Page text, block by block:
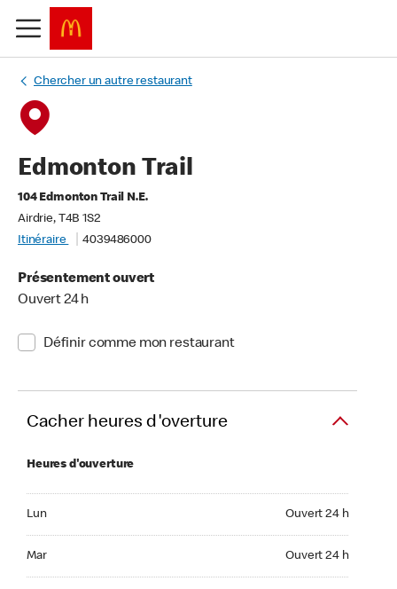
Chercher un autre restaurant
Edmonton Trail
104 Edmonton Trail N.E.
Airdrie, T4B 1S2
Itinéraire
4039486000
Présentement ouvert
Ouvert 24 h
Définir comme mon restaurant
Cacher heures d'overture
Heures d'ouverture
Lun Ouvert 24 h
Mar Ouvert 24 h